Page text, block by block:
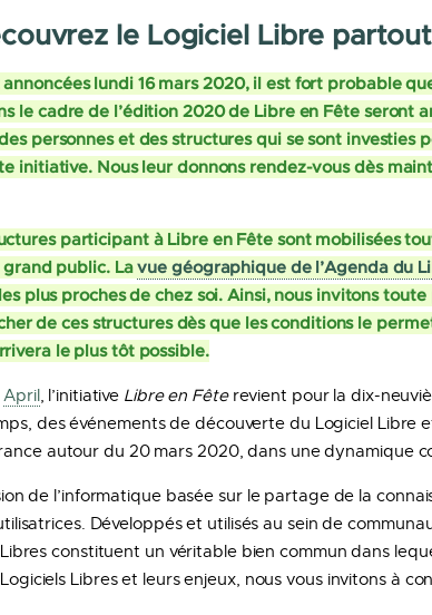
le Logiciel Libre
lundi 16 mars 2020, il est fort probable
le cadre de l’édition 2020 de Libre en Fête seront
personnes et des structures qui se sont investies
initiative. Nous leur donnons rendez-vous dès
participant à Libre en Fête sont mobilisées
public. Lavue géographique de l’Agenda du
plus proches de chez soi. Ainsi, nous invitons
de ces structures dès que les conditions le
le plus tôt possible.
April, l’initiative Libre en Fêterevient pour la dix-
des événements de découverte du Logiciel Libre
autour du 20 mars 2020, dans une dynamique
de l’informatique basée sur le partage de la
Développés et utilisés au sein de
constituent un véritable bien commun dans
Libres et leurs enjeux, nous vous invitons à